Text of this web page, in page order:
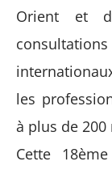
Orient et
les
à plus de
Cette 18ème